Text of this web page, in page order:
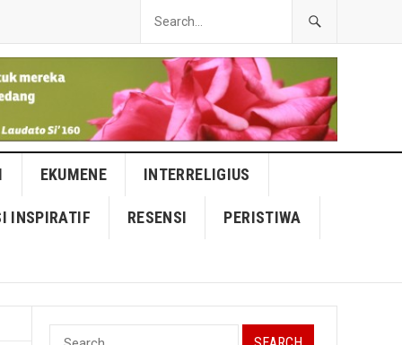
EKUMENE INTERRELIGIUS
INSPIRATIF RESENSI PERISTIWA
Search